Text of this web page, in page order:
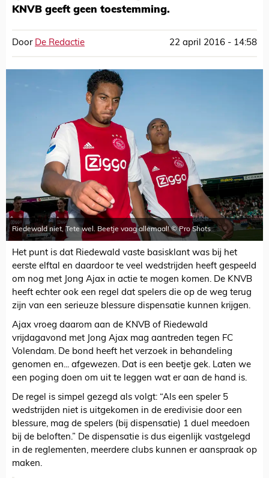
KNVB geeft geen toestemming.
Door De Redactie 22 april 2016 - 14:58
Riedewald niet, Tete wel. Beetje vaag allemaal! © Pro Shots
Het punt is dat Riedewald vaste basisklant was bij het
eerste elftal en daardoor te veel wedstrijden heeft gespeeld
om nog met Jong Ajax in actie te mogen komen. De KNVB
heeft echter ook een regel dat spelers die op de weg terug
zijn van een serieuze blessure dispensatie kunnen krijgen.
Ajax vroeg daarom aan de KNVB of Riedewald
vrijdagavond met Jong Ajax mag aantreden tegen FC
Volendam. De bond heeft het verzoek in behandeling
genomen en... afgewezen. Dat is een beetje gek. Laten we
een poging doen om uit te leggen wat er aan de hand is.
De regel is simpel gezegd als volgt: “Als een speler 5
wedstrijden niet is uitgekomen in de eredivisie door een
blessure, mag de spelers (bij dispensatie) 1 duel meedoen
bij de beloften.” De dispensatie is dus eigenlijk vastgelegd
in de reglementen, meerdere clubs kunnen er aanspraak op
maken.